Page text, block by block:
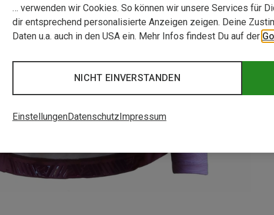
… verwenden wir Cookies. So können wir unsere Services für
dir entsprechend personalisierte Anzeigen zeigen. Deine
Daten u.a. auch in den USA ein. Mehr Infos findest Du auf der
NICHT EINVERSTANDEN
EinstellungenDatenschutzImpressum